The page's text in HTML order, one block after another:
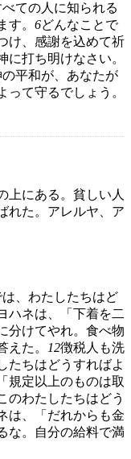
ての人に知られる
す。 6どんなことで
け、感謝を込めて祈
に打ち明けなさい。
平和が、あなたが
て守るでしょう。
上にある。貧しい人
れた。アレルヤ、ア
、わたしたちはど
ハネは、「下着を二
分けてやれ。食べ物
えた。
12徴税人も洗
たちはどうすればよ
規定以上のものは取
のわたしたちはどう
は、「だれからも金
な。自分の給料で満